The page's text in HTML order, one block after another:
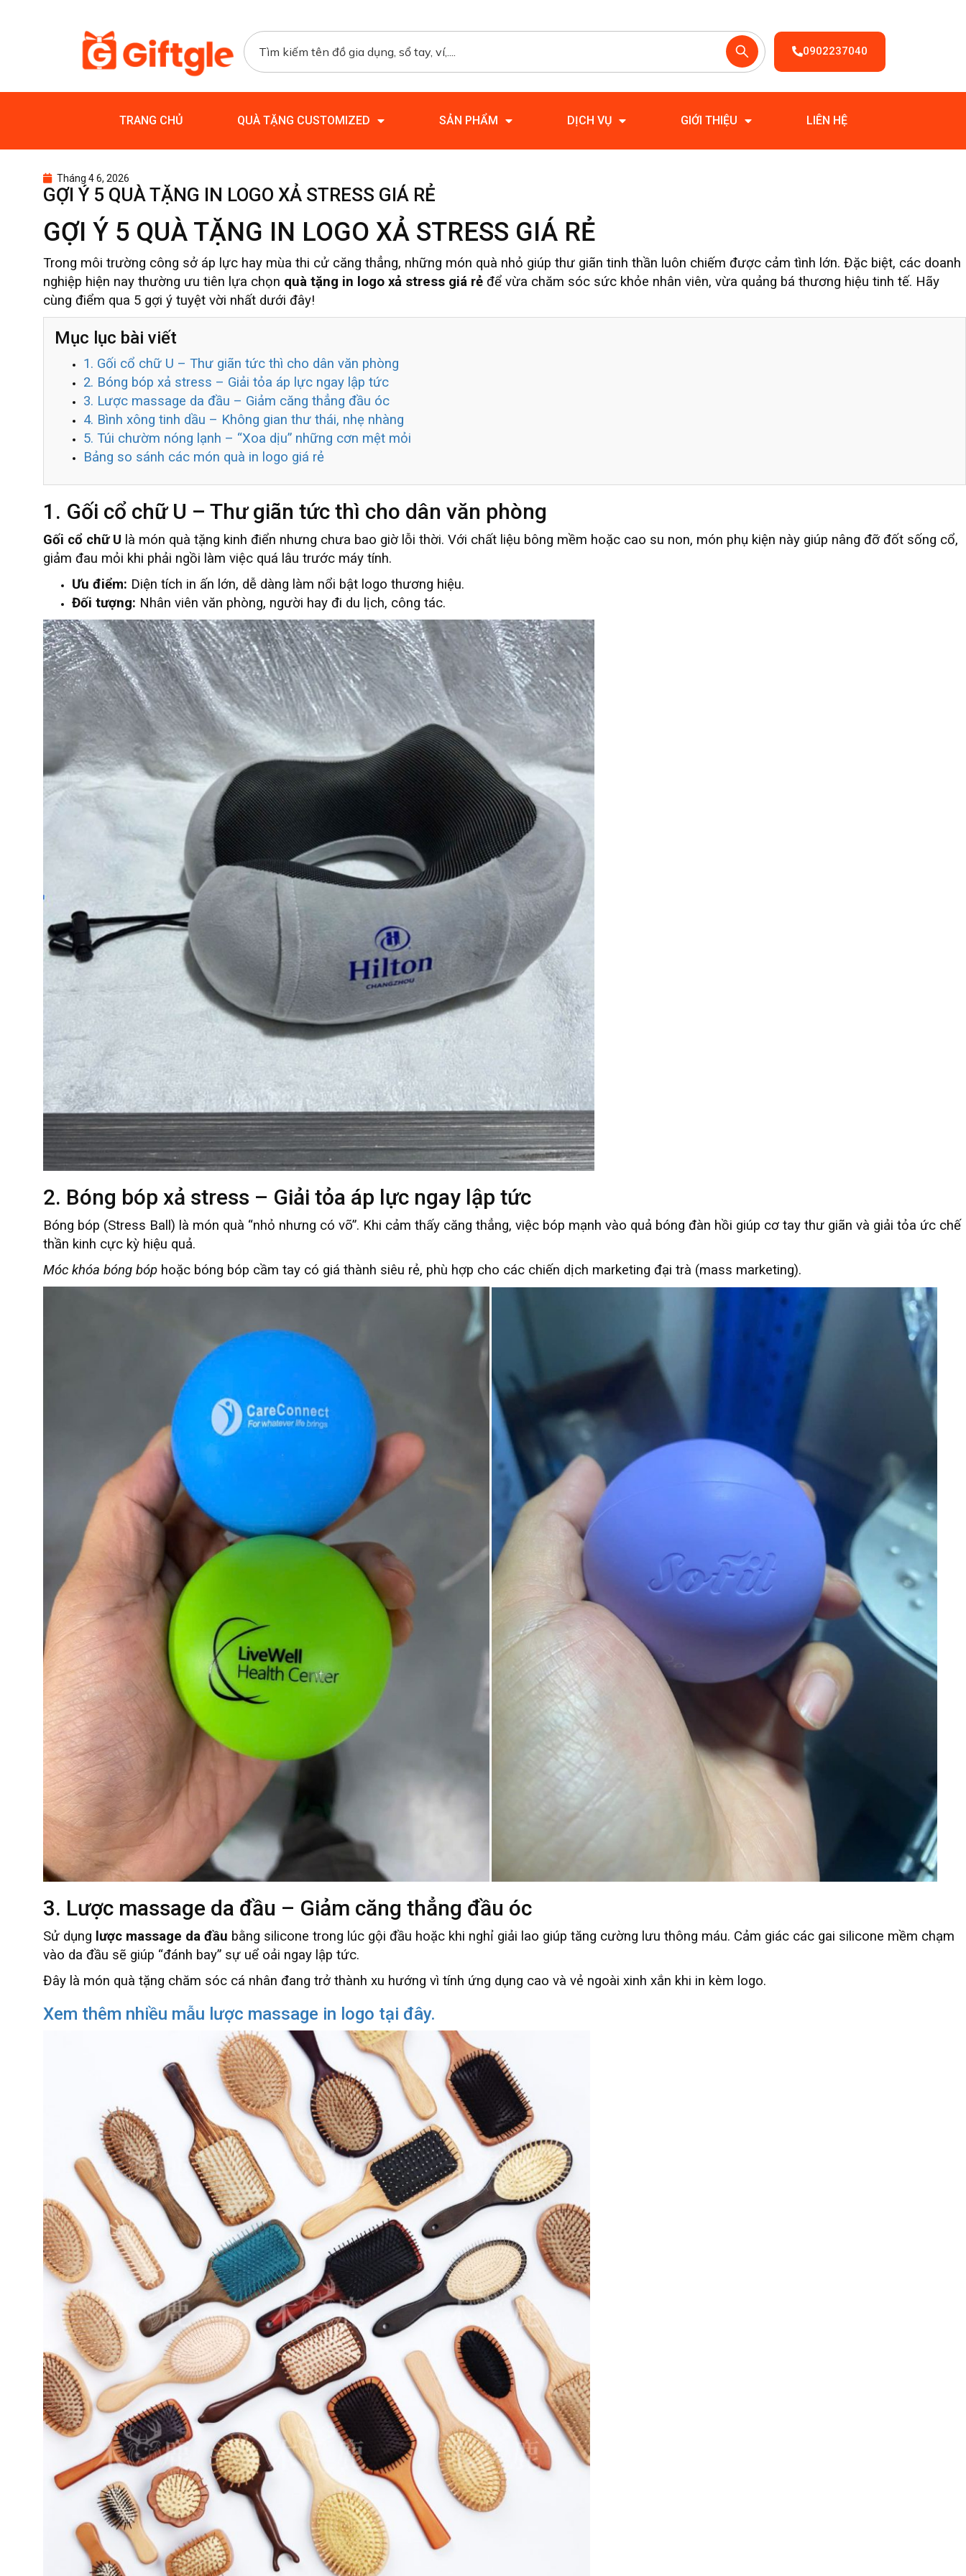
0902237040
TRANG CHỦ QUÀ TẶNG CUSTOMIZED SẢN PHẨM DỊCH VỤ GIỚI THIỆU LIÊN HỆ
Tháng 4 6, 2026
GỢI Ý 5 QUÀ TẶNG IN LOGO XẢ STRESS GIÁ RẺ
GỢI Ý 5 QUÀ TẶNG IN LOGO XẢ STRESS GIÁ RẺ
Trong môi trường công sở áp lực hay mùa thi cử căng thẳng, những món quà nhỏ giúp thư giãn tinh thần luôn chiếm được cảm tình lớn. Đặc biệt, các doanh
nghiệp hiện nay thường ưu tiên lựa chọn quà tặng in logo xả stress giá rẻ để vừa chăm sóc sức khỏe nhân viên, vừa quảng bá thương hiệu tinh tế. Hãy
cùng điểm qua 5 gợi ý tuyệt vời nhất dưới đây!
Mục lục bài viết
1. Gối cổ chữ U – Thư giãn tức thì cho dân văn phòng
2. Bóng bóp xả stress – Giải tỏa áp lực ngay lập tức
3. Lược massage da đầu – Giảm căng thẳng đầu óc
4. Bình xông tinh dầu – Không gian thư thái, nhẹ nhàng
5. Túi chườm nóng lạnh – “Xoa dịu” những cơn mệt mỏi
Bảng so sánh các món quà in logo giá rẻ
1. Gối cổ chữ U – Thư giãn tức thì cho dân văn phòng
Gối cổ chữ U là món quà tặng kinh điển nhưng chưa bao giờ lỗi thời. Với chất liệu bông mềm hoặc cao su non, món phụ kiện này giúp nâng đỡ đốt sống cổ,
giảm đau mỏi khi phải ngồi làm việc quá lâu trước máy tính.
Ưu điểm: Diện tích in ấn lớn, dễ dàng làm nổi bật logo thương hiệu.
Đối tượng: Nhân viên văn phòng, người hay đi du lịch, công tác.
2. Bóng bóp xả stress – Giải tỏa áp lực ngay lập tức
Bóng bóp (Stress Ball) là món quà “nhỏ nhưng có võ”. Khi cảm thấy căng thẳng, việc bóp mạnh vào quả bóng đàn hồi giúp cơ tay thư giãn và giải tỏa ức chế
thần kinh cực kỳ hiệu quả.
Móc khóa bóng bóp hoặc bóng bóp cầm tay có giá thành siêu rẻ, phù hợp cho các chiến dịch marketing đại trà (mass marketing).
3. Lược massage da đầu – Giảm căng thẳng đầu óc
Sử dụng lược massage da đầu bằng silicone trong lúc gội đầu hoặc khi nghỉ giải lao giúp tăng cường lưu thông máu. Cảm giác các gai silicone mềm chạm
vào da đầu sẽ giúp “đánh bay” sự uể oải ngay lập tức.
Đây là món quà tặng chăm sóc cá nhân đang trở thành xu hướng vì tính ứng dụng cao và vẻ ngoài xinh xắn khi in kèm logo.
Xem thêm nhiều mẫu lược massage in logo tại đây.